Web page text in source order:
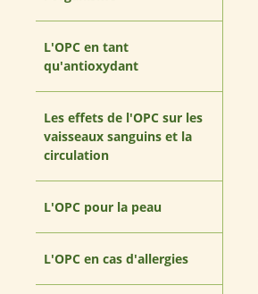
L'OPC en tant
qu'antioxydant
Les effets de l'OPC sur les
vaisseaux sanguins et la
circulation
L'OPC pour la peau
L'OPC en cas d'allergies